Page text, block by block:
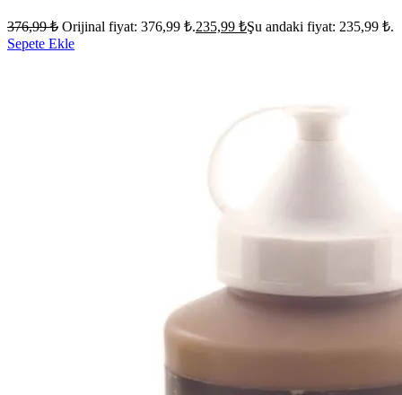
376,99₺ Orijinal fiyat: 376,99 ₺.235,99 ₺Şu andaki fiyat: 235,99 ₺.
Sepete Ekle